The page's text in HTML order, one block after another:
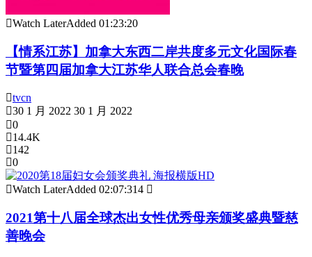
Watch LaterAdded 01:23:20
【情系江苏】加拿大东西二岸共度多元文化国际春
节暨第四届加拿大江苏华人联合总会春晚
tvcn
30 1 月 2022 30 1 月 2022
0
14.4K
142
0
Watch LaterAdded 02:07:314
2021第十八届全球杰出女性优秀母亲颁奖盛典暨慈
善晚会